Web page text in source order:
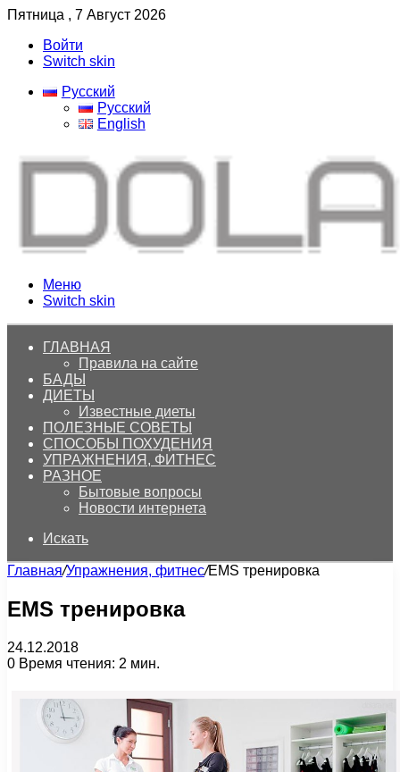
Пятница , 7 Август 2026
Войти
Switch skin
Русский
Русский
English
Меню
Switch skin
ГЛАВНАЯ
Правила на сайте
БАДЫ
ДИЕТЫ
Известные диеты
ПОЛЕЗНЫЕ СОВЕТЫ
СПОСОБЫ ПОХУДЕНИЯ
УПРАЖНЕНИЯ, ФИТНЕС
РАЗНОЕ
Бытовые вопросы
Новости интернета
Искать
Главная/Упражнения, фитнес/EMS тренировка
EMS тренировка
24.12.2018
0 Время чтения: 2 мин.